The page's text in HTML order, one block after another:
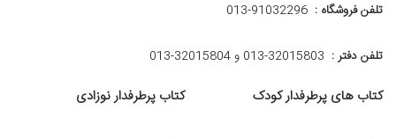
تلفن فروشگاه : 013-91032296
تلفن دفتر : 013-32015803 و 32015804-013
کتاب های پرطرفدار کودک کتاب پرطرفدار نوزادی